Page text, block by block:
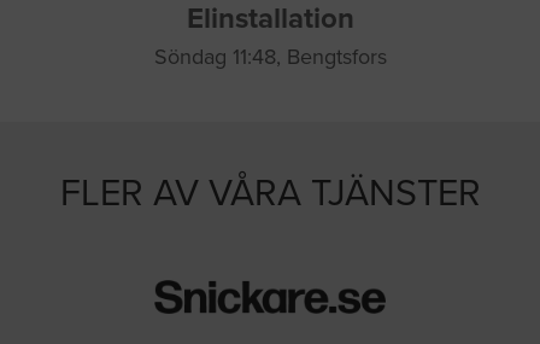
Elinstallation
Söndag 11:48, Bengtsfors
FLER AV VÅRA TJÄNSTER